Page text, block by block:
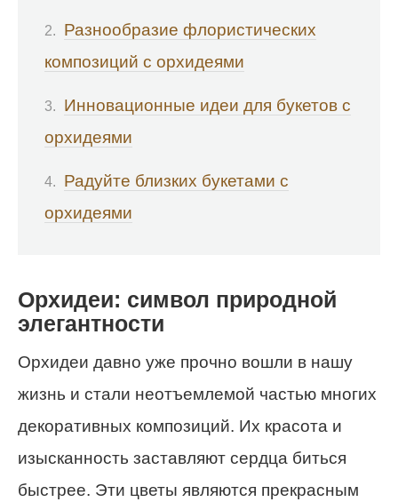
Разнообразие флористических
композиций с орхидеями
Инновационные идеи для букетов с
орхидеями
Радуйте близких букетами с
орхидеями
Орхидеи: символ природной
элегантности
Орхидеи давно уже прочно вошли в нашу
жизнь и стали неотъемлемой частью многих
декоративных композиций. Их красота и
изысканность заставляют сердца биться
быстрее. Эти цветы являются прекрасным